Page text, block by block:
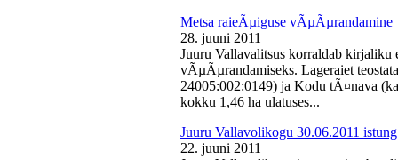
Metsa raieÃµiguse vÃµÃµrandamine
28. juuni 2011
Juuru Vallavalitsus korraldab kirjaliku
vÃµÃµrandamiseks. Lageraiet
24005:002:0149) ja Kodu tÃ¤nava
kokku 1,46 ha ulatuses...
Juuru Vallavolikogu 30.06.2011 istung
22. juuni 2011